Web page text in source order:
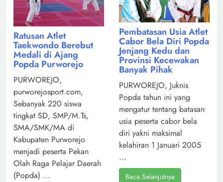
Ratusan Atlet
Taekwondo Berebut
Medali di Ajang
Popda Purworejo
PURWOREJO,
purworejosport.com,
Sebanyak 220 siswa
tingkat SD, SMP/M.Ts,
SMA/SMK/MA di
Kabupaten Purworejo
menjadi peserta Pekan
Olah Raga Pelajar Daerah
(Popda) ...
Pembatasan Usia Atlet
Cabor Bela Diri Popda
Jenjang Kedu dan
Provinsi Kecewakan
Banyak Pihak
PURWOREJO, Juknis
Popda tahun ini yang
mengatur tentang batasan
usia peserta cabor bela
diri yakni maksimal
kelahiran 1 Januari 2005
...
Baca Selanjutnya